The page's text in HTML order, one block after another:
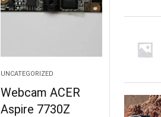
UNCATEGORIZED
Webcam ACER
Aspire 7730Z